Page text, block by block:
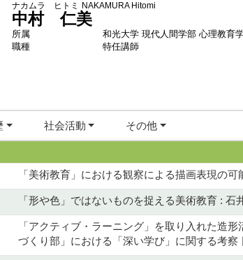
ナカムラ ヒトミ NAKAMURA Hitomi
中村 仁美
所属
和光大学 現代人間学部 心理教育
職種
特任講師
社会活動 その他
「美術教育」における観察による描画表現の
「形や色」ではないものを捉える美術教育 :
「アクティブ・ラーニング」を取り入れた造
づくり部」における「深い学び」に関する考